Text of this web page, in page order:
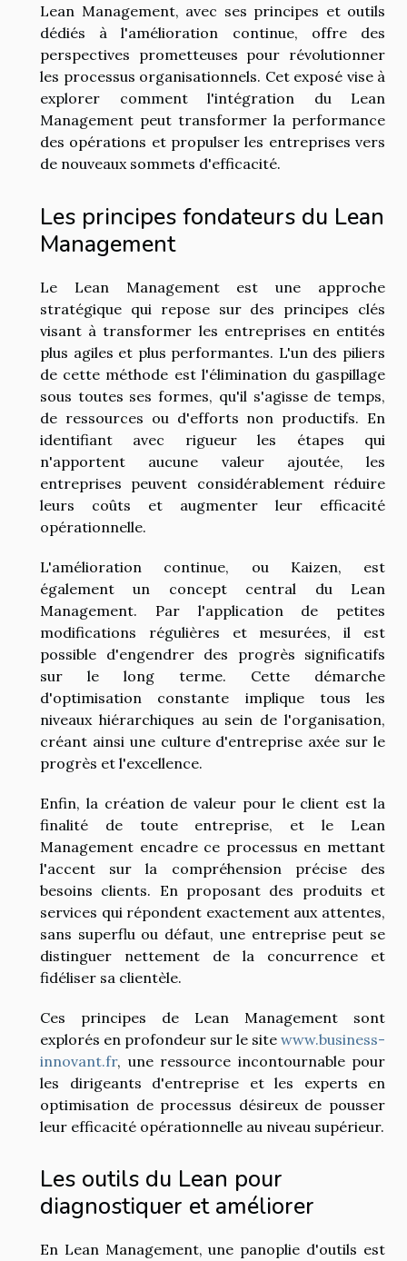
Lean Management, avec ses principes et outils
dédiés à l'amélioration continue, offre des
perspectives prometteuses pour révolutionner
les processus organisationnels. Cet exposé vise à
explorer comment l'intégration du Lean
Management peut transformer la performance
des opérations et propulser les entreprises vers
de nouveaux sommets d'efficacité.
Les principes fondateurs du Lean
Management
Le Lean Management est une approche
stratégique qui repose sur des principes clés
visant à transformer les entreprises en entités
plus agiles et plus performantes. L'un des piliers
de cette méthode est l'élimination du gaspillage
sous toutes ses formes, qu'il s'agisse de temps,
de ressources ou d'efforts non productifs. En
identifiant avec rigueur les étapes qui
n'apportent aucune valeur ajoutée, les
entreprises peuvent considérablement réduire
leurs coûts et augmenter leur efficacité
opérationnelle.
L'amélioration continue, ou Kaizen, est
également un concept central du Lean
Management. Par l'application de petites
modifications régulières et mesurées, il est
possible d'engendrer des progrès significatifs
sur le long terme. Cette démarche
d'optimisation constante implique tous les
niveaux hiérarchiques au sein de l'organisation,
créant ainsi une culture d'entreprise axée sur le
progrès et l'excellence.
Enfin, la création de valeur pour le client est la
finalité de toute entreprise, et le Lean
Management encadre ce processus en mettant
l'accent sur la compréhension précise des
besoins clients. En proposant des produits et
services qui répondent exactement aux attentes,
sans superflu ou défaut, une entreprise peut se
distinguer nettement de la concurrence et
fidéliser sa clientèle.
Ces principes de Lean Management sont
explorés en profondeur sur le site www.business-
innovant.fr, une ressource incontournable pour
les dirigeants d'entreprise et les experts en
optimisation de processus désireux de pousser
leur efficacité opérationnelle au niveau supérieur.
Les outils du Lean pour
diagnostiquer et améliorer
En Lean Management, une panoplie d'outils est